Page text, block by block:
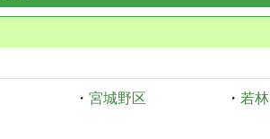
・ 宮城野区 ・ 若